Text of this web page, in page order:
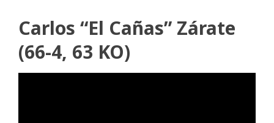
Carlos “El Cañas” Zárate
(66-4, 63 KO)